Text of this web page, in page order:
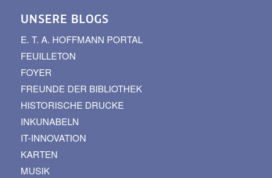
UNSERE BLOGS
E. T. A. HOFFMANN PORTAL
FEUILLETON
FOYER
FREUNDE DER BIBLIOTHEK
HISTORISCHE DRUCKE
INKUNABELN
IT-INNOVATION
KARTEN
MUSIK